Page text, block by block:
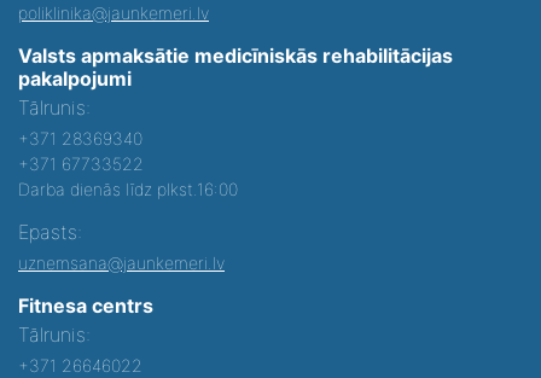
poliklinika@jaunkemeri.lv
Valsts apmaksātie medicīniskās rehabilitācijas
pakalpojumi
Tālrunis:
+371 28369340
+371 67733522
Darba dienās līdz plkst.16:00
Epasts:
uznemsana@jaunkemeri.lv
Fitnesa centrs
Tālrunis:
+371 26646022